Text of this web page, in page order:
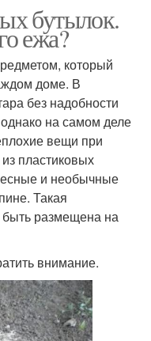
бутылок.
ежа?
который
доме. В
без надобности
на самом деле
вещи при
пластиковых
и необычные
Такая
быть размещена на
внимание.